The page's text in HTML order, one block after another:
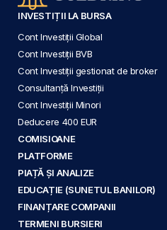
INVESTIȚII LA BURSA
Cont Investiții Global
Cont Investiții BVB
Cont Investiții gestionat de broker
Consultanță Investiții
Cont Investiții Minori
Deducere 400 EUR
COMISIOANE
PLATFORME
PIAȚĂ ȘI ANALIZE
EDUCAȚIE (SUNETUL BANILOR)
FINANȚARE COMPANII
TERMENI BURSIERI